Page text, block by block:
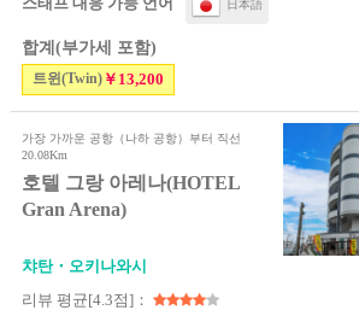
日本語
합계(부가세 포함)
트윈(Twin)￥13,200
가장 가까운 공항（나하 공항）부터 직선
20.08Km
호텔 그랑 아레나(HOTEL
Gran Arena)
챠탄・오키나와시
리뷰 평균[4.3점]：